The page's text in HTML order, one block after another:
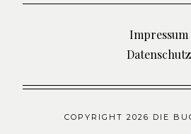
Impressum
Datenschutz
COPYRIGHT 2026 DIE